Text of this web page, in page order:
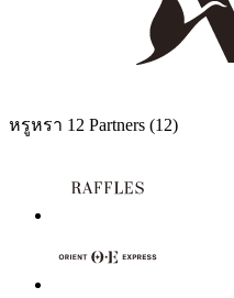
หรูหรา 12 Partners (12)